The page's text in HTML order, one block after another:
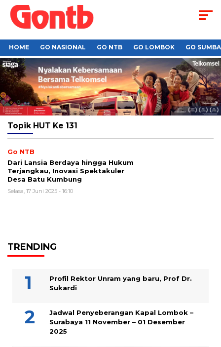
HOME GO NASIONAL GO NTB GO LOMBOK GO
Topik HUT Ke 131
Go NTB
Dari Lansia Berdaya hingga Hukum
Terjangkau, Inovasi Spektakuler
Desa Batu Kumbung
Selasa, 17 Juni 2025 - 16:10
TRENDING
Profil Rektor Unram yang baru, Prof Dr.
Sukardi
Jadwal Penyeberangan Kapal Lombok –
Surabaya 11 November – 01 Desember
2025